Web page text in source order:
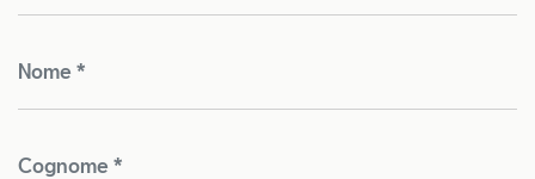
Nome *
Cognome *